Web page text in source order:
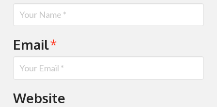
Email*
Website